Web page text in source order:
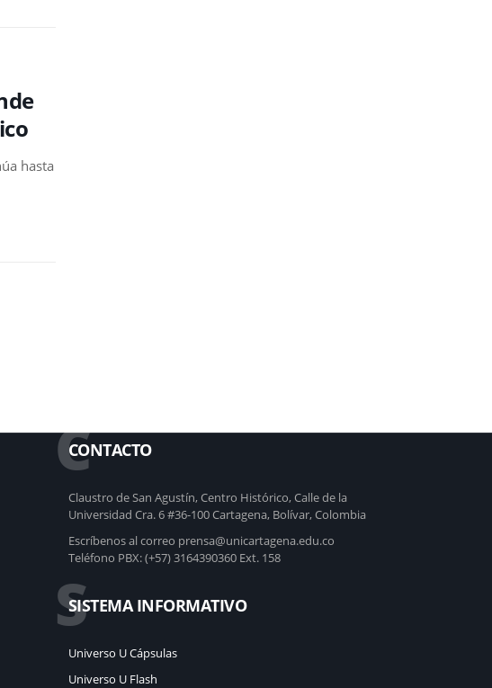
hasta
C
CONTACTO
Claustro de San Agustín, Centro Histórico, Calle de la
Universidad Cra. 6 #36-100 Cartagena, Bolívar, Colombia
Escríbenos al correo prensa@unicartagena.edu.co
Teléfono PBX: (+57) 3164390360 Ext. 158
S
SISTEMA INFORMATIVO
Universo U Cápsulas
Universo U Flash